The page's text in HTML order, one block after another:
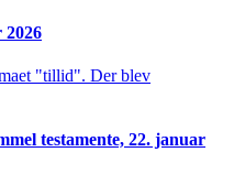
2026
"tillid". Der blev
testamente, 22. januar